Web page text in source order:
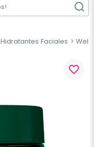
Hidratantes Faciales
favorite_border